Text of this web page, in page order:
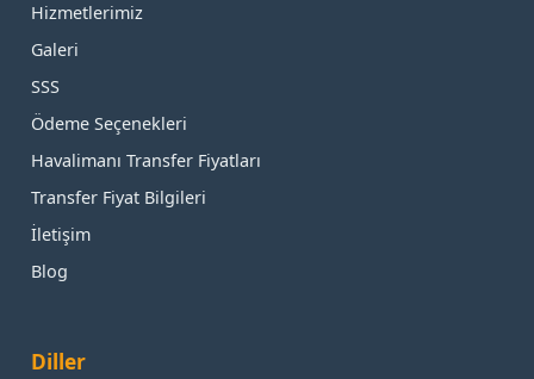
Hizmetlerimiz
Galeri
SSS
Ödeme Seçenekleri
Havalimanı Transfer Fiyatları
Transfer Fiyat Bilgileri
İletişim
Blog
Diller